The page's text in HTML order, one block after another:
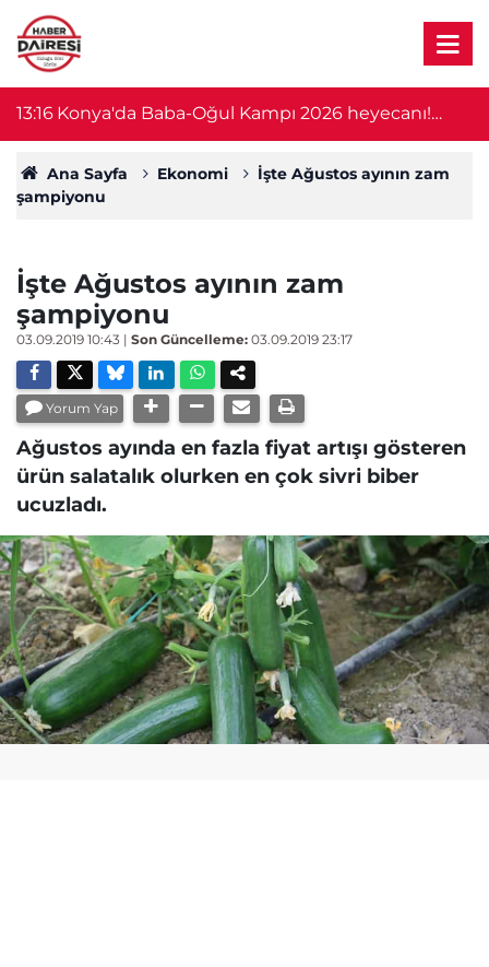
13:16 Konya'da Baba-Oğul Kampı 2026 heyecanı!
Kayıtlar bu tarihte başlıyor
Ana Sayfa Ekonomi
İşte Ağustos ayının zam
şampiyonu
İşte Ağustos ayının zam
şampiyonu
03.09.2019 10:43 | Son Güncelleme: 03.09.2019 23:17
Yorum Yap
Ağustos ayında en fazla fiyat artışı gösteren
ürün salatalık olurken en çok sivri biber
ucuzladı.